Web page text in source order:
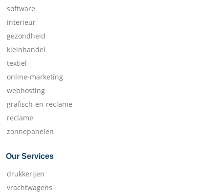
software
interieur
gezondheid
kleinhandel
textiel
online-marketing
webhosting
grafisch-en-reclame
reclame
zonnepanelen
Our Services
drukkerijen
vrachtwagens